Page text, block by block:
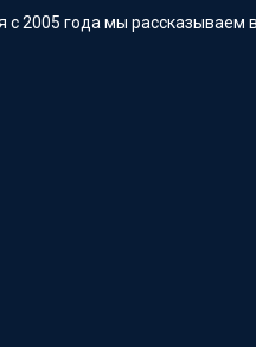
2005 года мы